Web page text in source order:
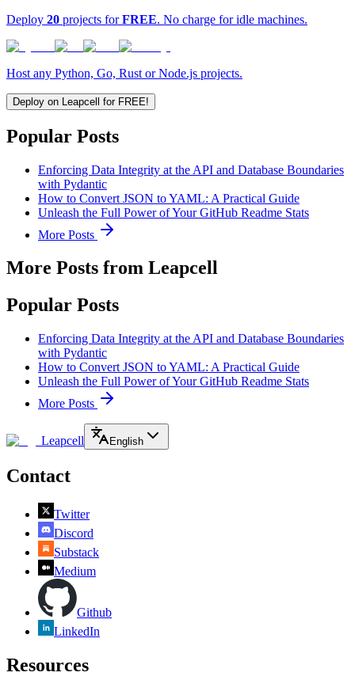
Deploy 20 projects forFREE. No charge for idle machines.
Host any Python, Go, Rust or Node.js projects.
Deploy on Leapcell for FREE!
Popular Posts
Enforcing Data Integrity at the API and Database Boundaries
with Pydantic
How to Convert JSON to YAML: A Practical Guide
Unleash the Full Power of Your GitHub Readme Stats
More Posts
More Posts from Leapcell
Popular Posts
Enforcing Data Integrity at the API and Database Boundaries
with Pydantic
How to Convert JSON to YAML: A Practical Guide
Unleash the Full Power of Your GitHub Readme Stats
More Posts
Leapcell English
Contact
Twitter
Discord
Substack
Medium
Github
LinkedIn
Resources